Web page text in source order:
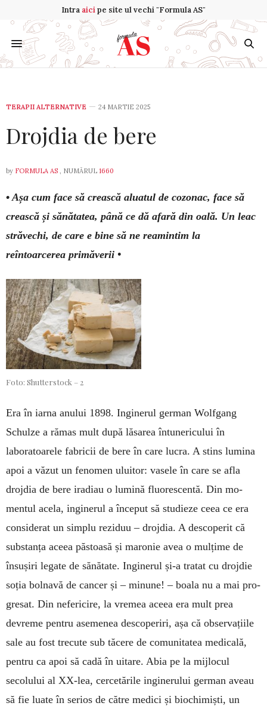
Intra aicipe site ul vechi "Formula AS"
TERAPII ALTERNATIVE 24 MARTIE 2025
Drojdia de bere
by FORMULA AS , NUMĂRUL 1660
•Așa cum face să crească aluatul de cozonac, face să
crească și sănătatea, până ce dă afară din oală. Un leac
străvechi, de care e bine să ne reamintim la
reîntoarcerea primăverii •
Foto: Shutterstock – 2
Era în iarna anului 1898. Inginerul german Wolf­gang
Schulze a rămas mult după lă­sa­rea întunericului în
laboratoarele fa­bricii de bere în care lucra. A stins lumina
apoi a văzut un fenomen ului­tor: vasele în care se afla
droj­dia de bere iradiau o lu­mină fluores­cen­tă. Din mo­
mentul acela, ingi­nerul a început să stu­dieze ceea ce era
considerat un simplu reziduu – drojdia. A descoperit că
substan­ța aceea păs­toasă și maro­nie avea o mulțime de
însușiri legate de sănătate. Inginerul și-a tra­tat cu drojdie
soția bol­navă de cancer și – minune! – boala nu a mai pro­
gre­sat. Din nefe­ricire, la vremea aceea era mult prea
devreme pentru ase­me­nea des­co­periri, așa că obser­vațiile
sale au fost trecute sub tăcere de comuni­ta­tea medicală,
pen­tru ca apoi să cadă în uitare. Abia pe la mijlocul
secolului al XX-lea, cer­ce­tările ingine­rului german aveau
să fie luate în serios de către medici și bio­chimiști, un